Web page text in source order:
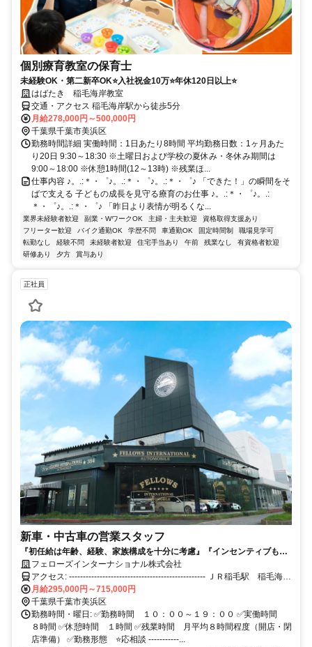
個別療育教室の保育士
未経験OK・第二新卒OK⭐入社祝金10万⭐年休120日以上⭐
はばたき 稲毛海岸教室
交通・アクセス 稲毛海岸駅から徒歩5分
月給278,000円～500,000円
千葉県千葉市美浜区
勤務時間詳細 実働時間：1日あたり8時間 平均勤務日数：1ヶ月あた
り20日 9:30～18:30 ※土曜日および学校の夏休み・冬休み期間は
9:00～18:00 ※休憩1時間(12～13時) ※残業ほ...
仕事内容 ♪。.:＊・゜♪。.:＊・゜♪。.:＊・゜♪ 「できた！」の瞬間をそ
ばで支える 子どもの成長を見守る療育のお仕事 ♪。.:＊・゜♪。.:
＊・゜♪。.:＊・゜♪ 「昨日より表情が明るくな...
業界未経験者歓迎 副業・WワークOK 主婦・主夫歓迎
資格取得支援あり
フリーター歓迎
バイク通勤OK 学歴不問 車通勤OK 固定時間制
職場見学可
転勤なし
経験不問 未経験者歓迎 住宅手当あり 午前 残業なし
有資格者歓迎
研修あり
夕方 賞与あり
正社員
新車・中古車の営業スタッフ
『初任給は年齢、経験、家族構成を十分に考慮』『インセンティブもあ
り頑張りで年収１０００万円以上も可能！！』『完全週休２日＋有休で
長期休暇も取得可能』
フェローズインターナショナル株式会社
アクセス: ------------------------------------------------- ＪＲ稲毛駅 稲毛海岸
駅 より徒歩２０分 幕張・湾岸千葉・穴川ＩＣ より車で１５分 -----
--------------------------------------------
月給295,000円～715,000円
千葉県千葉市美浜区
勤務時間・曜日: ✅勤務時間 １０：００～１９：００ ✅実働時間
８時間 ✅休憩時間 １時間 ✅残業時間 月平均８時間程度（開店・閉
店準備） ✅勤務形態 ⭐応相談 -----------...